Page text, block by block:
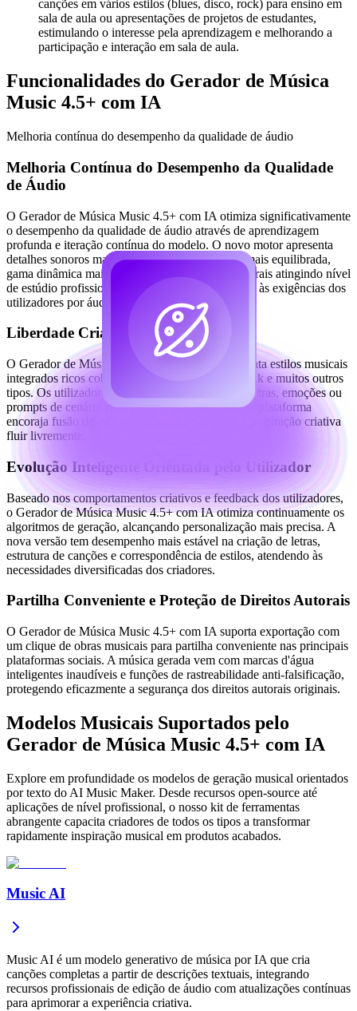
canções em vários estilos (blues, disco, rock) para ensino em
sala de aula ou apresentações de projetos de estudantes,
estimulando o interesse pela aprendizagem e melhorando a
participação e interação em sala de aula.
Funcionalidades do Gerador de Música
Music 4.5+ com IA
Melhoria contínua do desempenho da qualidade de áudio
Melhoria Contínua do Desempenho da Qualidade
de Áudio
O Gerador de Música Music 4.5+ com IA otimiza significativamente
o desempenho da qualidade de áudio através de aprendizagem
profunda e iteração contínua do modelo. O novo motor apresenta
detalhes sonoros mais claros e naturais, mistura mais equilibrada,
gama dinâmica mais rica, com efeitos de áudio gerais atingindo nível
de estúdio profissional, atendendo completamente às exigências dos
utilizadores por áudio de alta qualidade.
Liberdade Criativa de Estilos Diversos
O Gerador de Música Music 4.5+ com IA apresenta estilos musicais
integrados ricos cobrindo pop, eletrónico, jazz, folk e muitos outros
tipos. Os utilizadores apenas precisam de inserir letras, emoções ou
prompts de cenário para gerar facilmente obras. A plataforma
encoraja fusão de estilos e inovação, deixando a inspiração criativa
fluir livremente.
Evolução Inteligente Orientada pelo Utilizador
Baseado nos comportamentos criativos e feedback dos utilizadores,
o Gerador de Música Music 4.5+ com IA otimiza continuamente os
algoritmos de geração, alcançando personalização mais precisa. A
nova versão tem desempenho mais estável na criação de letras,
estrutura de canções e correspondência de estilos, atendendo às
necessidades diversificadas dos criadores.
Partilha Conveniente e Proteção de Direitos Autorais
O Gerador de Música Music 4.5+ com IA suporta exportação com
um clique de obras musicais para partilha conveniente nas principais
plataformas sociais. A música gerada vem com marcas d'água
inteligentes inaudíveis e funções de rastreabilidade anti-falsificação,
protegendo eficazmente a segurança dos direitos autorais originais.
Modelos Musicais Suportados pelo
Gerador de Música Music 4.5+ com IA
Explore em profundidade os modelos de geração musical orientados
por texto do AI Music Maker. Desde recursos open-source até
aplicações de nível profissional, o nosso kit de ferramentas
abrangente capacita criadores de todos os tipos a transformar
rapidamente inspiração musical em produtos acabados.
Music AI
Music AI é um modelo generativo de música por IA que cria
canções completas a partir de descrições textuais, integrando
recursos profissionais de edição de áudio com atualizações contínuas
para aprimorar a experiência criativa.